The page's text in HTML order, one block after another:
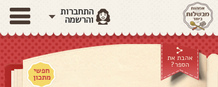
התחברות
והרשמה
אהבת את
הספר?
חפשי
מתכון